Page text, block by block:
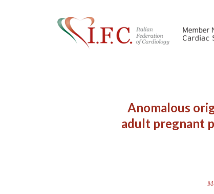
Anomalous
adult pregnant